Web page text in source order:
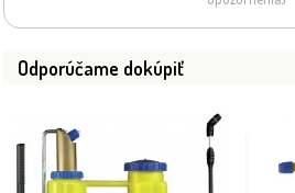
Odporúčame dokúpiť